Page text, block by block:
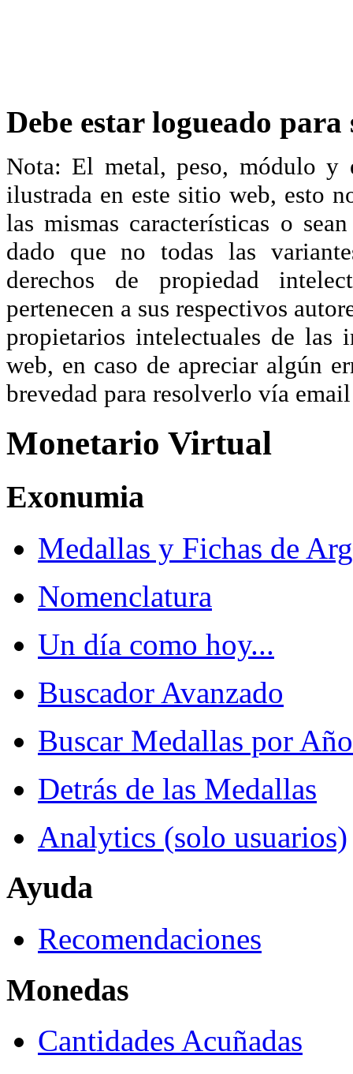
Debe estar logueado
Nota: El metal, peso, módulo y
ilustrada en este sitio web, esto
las mismas características o
dado que no todas las
derechos de propiedad
pertenecen a sus respectivos
propietarios intelectuales de las
web, en caso de apreciar algún
brevedad para resolverlo vía
Monetario Virtual
Exonumia
Medallas y Fichas de
Nomenclatura
Un día como hoy...
Buscador Avanzado
Buscar Medallas por Año
Detrás de las Medallas
Analytics (solo usuarios)
Ayuda
Recomendaciones
Monedas
Cantidades Acuñadas